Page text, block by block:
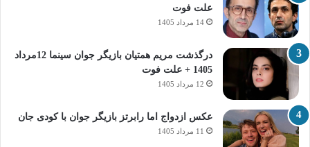
علت فوت
14 مرداد 1405
درگذشت مریم همتیان بازیگر جوان سینما 12مرداد
1405 + علت فوت
12 مرداد 1405
عکس ازدواج اما رابرتز بازیگر جوان با کودی جان
11 مرداد 1405